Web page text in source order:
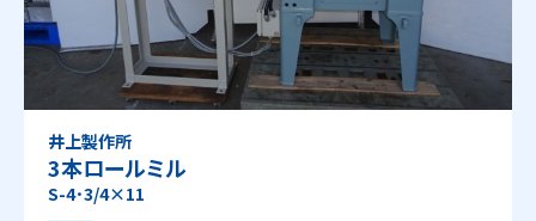
井上製作所
3本ロールミル
S-4･3/4×11